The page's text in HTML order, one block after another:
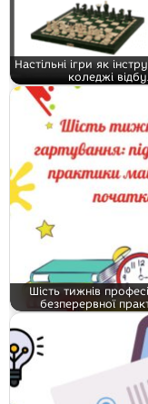
Настільні ігри як
коледжі
Шість тижнів
безперервної